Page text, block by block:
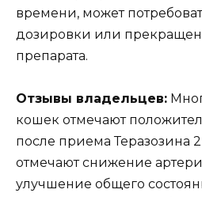
времени, может
дозировки или
препарата.
Отзывы владельцев:
кошек отмечают
после приема Теразозина
отмечают снижение
улучшение общего